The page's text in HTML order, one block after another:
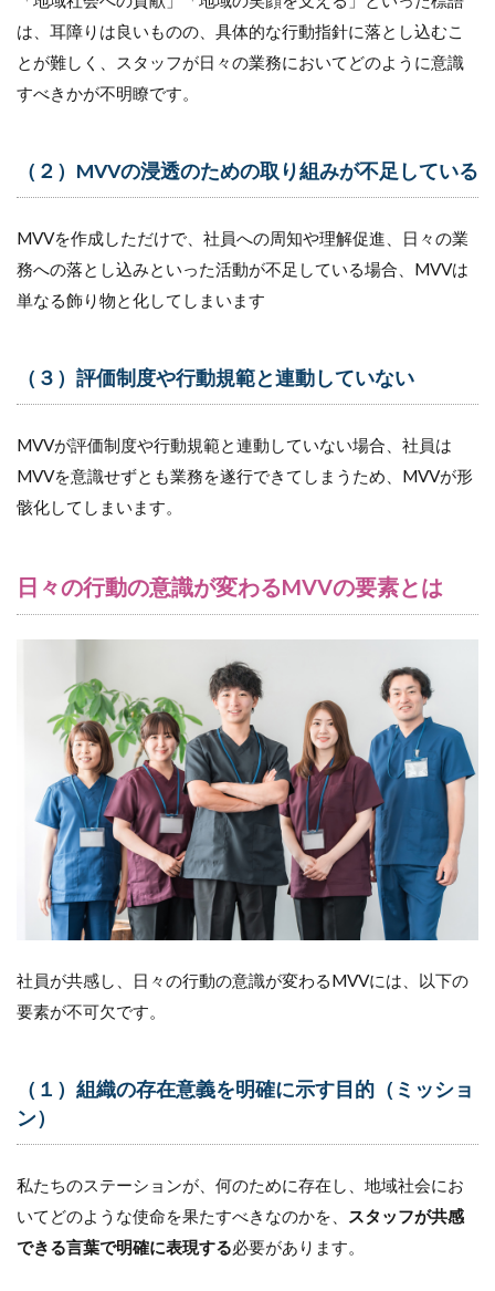
は、耳障りは良いものの、具体的な行動指針に落とし込むこ
とが難しく、スタッフが日々の業務においてどのように意識
すべきかが不明瞭です。
（２）MVVの浸透のための取り組みが不足している
MVVを作成しただけで、社員への周知や理解促進、日々の業
務への落とし込みといった活動が不足している場合、MVVは
単なる飾り物と化してしまいます
（３）評価制度や行動規範と連動していない
MVVが評価制度や行動規範と連動していない場合、社員は
MVVを意識せずとも業務を遂行できてしまうため、MVVが形
骸化してしまいます。
日々の行動の意識が変わるMVVの要素とは
社員が共感し、日々の行動の意識が変わるMVVには、以下の
要素が不可欠です。
（１）組織の存在意義を明確に示す目的（ミッショ
ン）
私たちのステーションが、何のために存在し、地域社会にお
いてどのような使命を果たすべきなのかを、
スタッフが共感
できる言葉で明確に表現する必要があります。